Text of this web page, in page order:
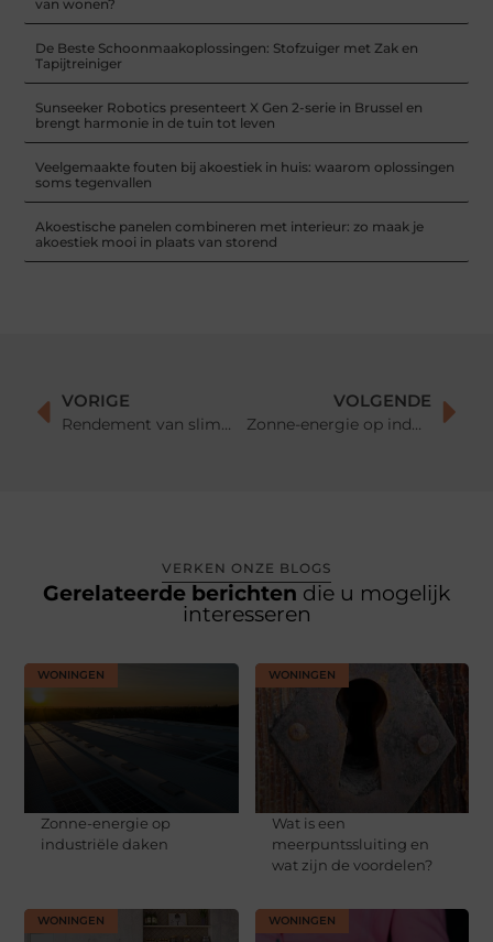
van wonen?
De Beste Schoonmaakoplossingen: Stofzuiger met Zak en
Tapijtreiniger
Sunseeker Robotics presenteert X Gen 2-serie in Brussel en
brengt harmonie in de tuin tot leven
Veelgemaakte fouten bij akoestiek in huis: waarom oplossingen
soms tegenvallen
Akoestische panelen combineren met interieur: zo maak je
akoestiek mooi in plaats van storend
VORIGE
Rendement van slimme laadpalen in Vlaanderen 2025
VOLGENDE
Zonne-energie op industriële daken
VERKEN ONZE BLOGS
Gerelateerde berichten die u mogelijk
interesseren
WONINGEN
Zonne-energie op
industriële daken
WONINGEN
Wat is een
meerpuntssluiting en
wat zijn de voordelen?
WONINGEN WONINGEN